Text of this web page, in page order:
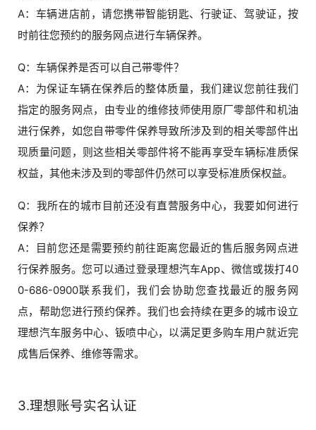
A：车辆进店前，请您携带智能钥匙、行驶证、驾驶证，按
时前往您预约的服务网点进行车辆保养。
Q：车辆保养是否可以自己带零件？
A：为保证车辆在保养后的整体质量，我们建议您前往我们
指定的服务网点，由专业的维修技师使用原厂零部件和机油
进行保养，如您自带零件保养导致所涉及到的相关零部件出
现质量问题，则这些相关零部件将不能再享受车辆标准质保
权益，其他未涉及到的零部件仍然可以享受标准质保权益。
Q：我所在的城市目前还没有直营服务中心，我要如何进行
保养？
A：目前您还是需要预约前往距离您最近的售后服务网点进
行保养服务。您可以通过登录理想汽车App、微信或拨打40
0-686-0900联系我们，我们会协助您查找最近的服务网
点，帮助您进行预约保养。我们也会持续在更多的城市设立
理想汽车服务中心、钣喷中心，以满足更多购车用户就近完
成售后保养、维修等需求。
3.理想账号实名认证